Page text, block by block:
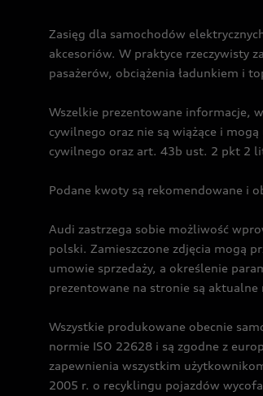
Zasięg dla samochodów
akcesoriów. W praktyce rzeczywisty
pasażerów, obciążenia ładunkiem i
Wszelkie prezentowane informacje,
cywilnego oraz nie są wiążące i
cywilnego oraz art. 43b ust. 2 pkt 2
Podane kwoty są rekomendowane i
Audi zastrzega sobie możliwość
polski. Zamieszczone zdjęcia mogą
umowie sprzedaży, a określenie
prezentowane na stronie są
Wszystkie produkowane obecnie
normie ISO 22628 i są zgodne z
zapewnienia wszystkim
2005 r. o recyklingu pojazdów